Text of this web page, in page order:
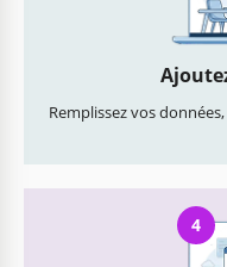
Remplissez vos
4